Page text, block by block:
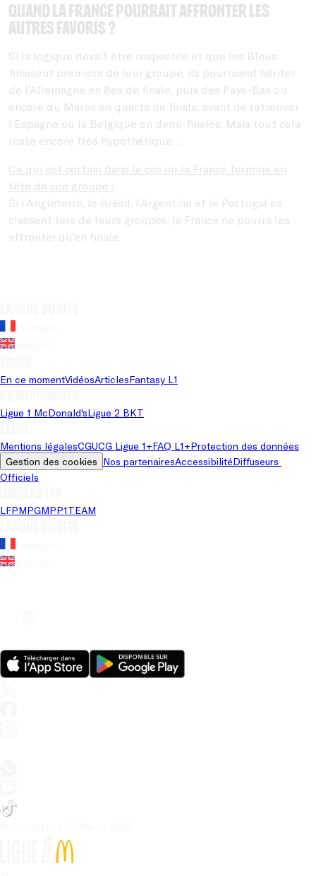
Quand la France pourrait affronter les
autres favoris ?
Si la logique devait être respectée et que les Bleus
finissent premiers de leur groupe, ils pourraient hériter
de l’Allemagne en 8es de finale, puis des Pays-Bas ou
encore du Maroc en quarts de finale, avant de retrouver
l’Espagne ou la Belgique en demi-finales. Mais tout cela
reste encore très hypothétique…
Ce qui est certain dans le cas où la France termine en
tête de son groupe :
Si l’Angleterre, le Brésil, l’Argentine et le Portugal se
classent 1ers de leurs groupes, la France ne pourra les
affronter qu’en finale.
En ce momentVidéosArticlesFantasy L1
Ligue 1 McDonald'sLigue 2 BKT
Mentions légalesCGUCG Ligue 1+FAQ L1+Protection des données
Gestion des cookies Nos partenairesAccessibilitéDiffuseurs
Officiels
LFPMPGMPP1TEAM